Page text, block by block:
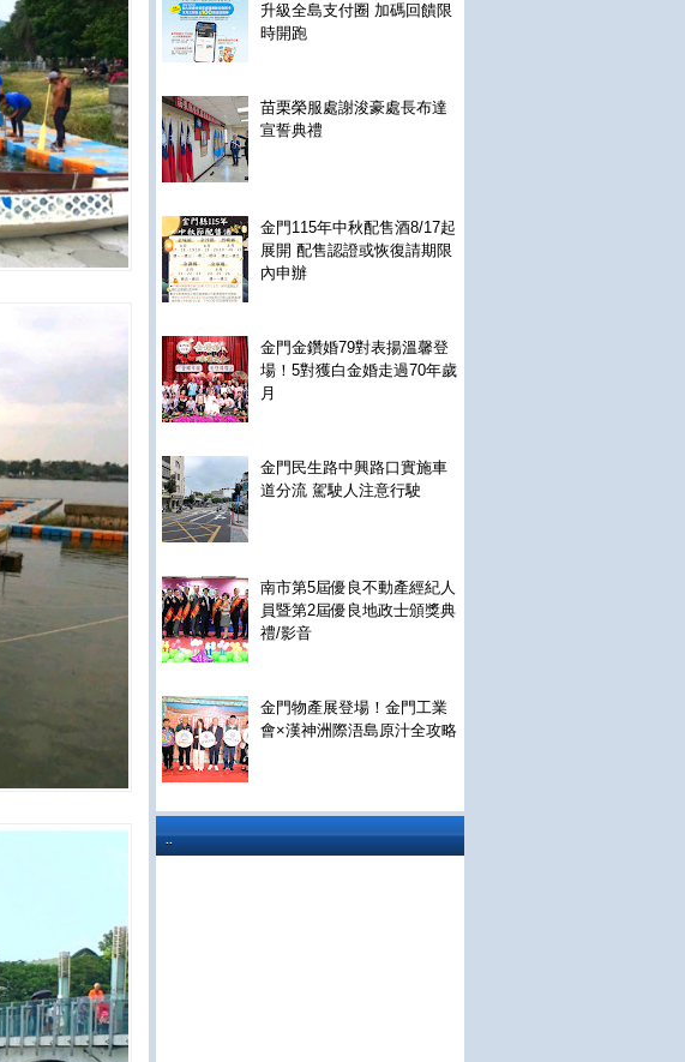
升級全島支付圈 加碼回饋限
時開跑
苗栗榮服處謝浚豪處長布達
宣誓典禮
金門115年中秋配售酒8/17起
展開 配售認證或恢復請期限
內申辦
金門金鑽婚79對表揚溫馨登
場！5對獲白金婚走過70年歲
月
金門民生路中興路口實施車
道分流 駕駛人注意行駛
南市第5屆優良不動產經紀人
員暨第2屆優良地政士頒獎典
禮/影音
金門物產展登場！金門工業
會×漢神洲際浯島原汁全攻略
..